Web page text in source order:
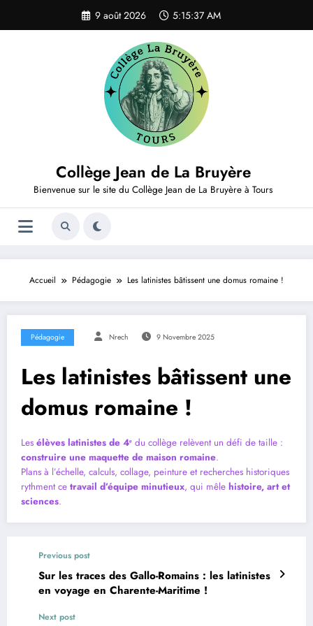
contenu
9 août 2026 5:15:37 AM
Collège Jean de La Bruyère
Bienvenue sur le site du Collège Jean de La Bruyère à Tours
Accueil Pédagogie Les latinistes bâtissent une domus romaine !
Pédagogie Nrech 9 Novembre 2025
Les latinistes bâtissent une
domus romaine !
Les élèves latinistes de 4ᵉ du collège relèvent un défi de taille :
construire une maquette de maison romaine.
Plans à l’échelle, calculs, collage, peinture et recherches historiques
rythment ce travail d’équipe minutieux, qui mêle histoire, art et
sciences.
Previous post
Sur les traces des Gallo-Romains : les latinistes
en voyage en Charente-Maritime !
Next post